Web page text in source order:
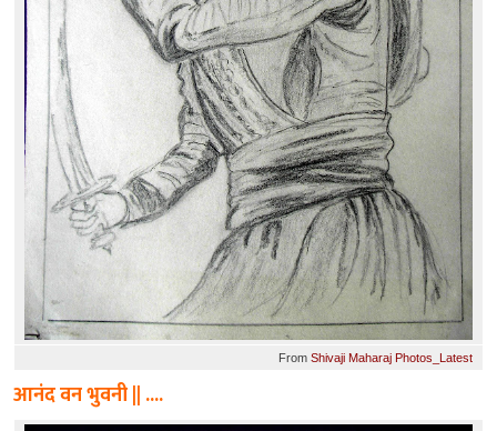
From Shivaji Maharaj Photos_Latest
आनंद वन भुवनी || ....